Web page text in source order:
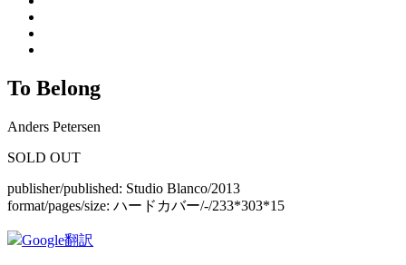
To Belong
Anders Petersen
SOLD OUT
publisher/published: Studio Blanco/2013
format/pages/size: ハードカバー/-/233*303*15
Google翻訳